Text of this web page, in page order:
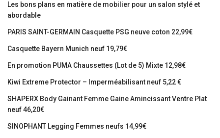
Les bons plans en matière de mobilier pour un salon stylé et
abordable
PARIS SAINT-GERMAIN Casquette PSG neuve coton 22,99€
Casquette Bayern Munich neuf 19,79€
En promotion PUMA Chaussettes (Lot de 5) Mixte 12,98€
Kiwi Extreme Protector – Imperméabilisant neuf 5,22 €
SHAPERX Body Gainant Femme Gaine Amincissant Ventre Plat
neuf 46,20€
SINOPHANT Legging Femmes neufs 14,99€